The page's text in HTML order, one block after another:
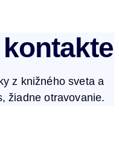
z knižného sveta a
žiadne otravovanie.​